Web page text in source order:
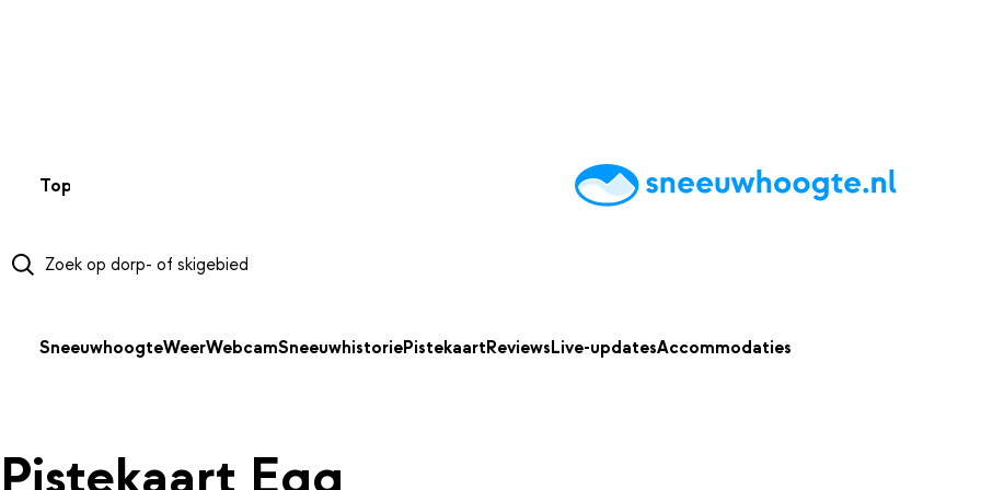
Top 50 AccommodatiesTipsReviewsLive updatesApp
SneeuwhoogteWeerWebcamSneeuwhistoriePistekaartReviewsLive-updatesAccommodaties